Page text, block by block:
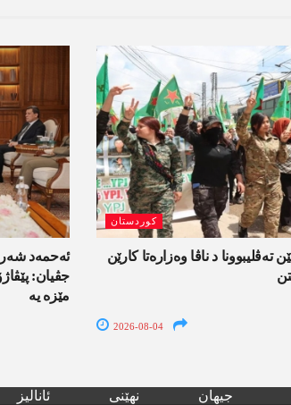
ئەحمەد
جڤیان:
مێزە یە
کوردستان
تەڤلیبوونا د ناڤا وەزارەتا کارێن
2026-08-04
ئانالیز نھێنی جیھان